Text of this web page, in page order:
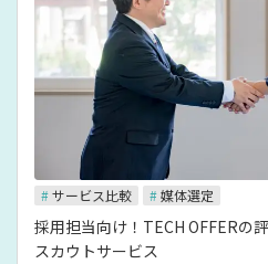
#サービス比較 #媒体選定
採用担当向け！TECH OFFERの
スカウトサービス